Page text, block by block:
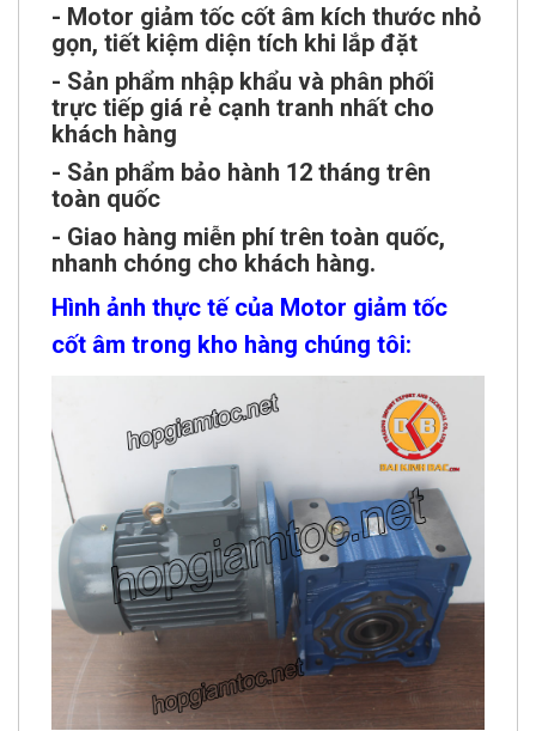
- Motor giảm tốc cốt âm kích thước nhỏ
gọn, tiết kiệm diện tích khi lắp đặt
- Sản phẩm nhập khẩu và phân phối
trực tiếp giá rẻ cạnh tranh nhất cho
khách hàng
- Sản phẩm bảo hành 12 tháng trên
toàn quốc
- Giao hàng miễn phí trên toàn quốc,
nhanh chóng cho khách hàng.
Hình ảnh thực tế của Motor giảm tốc
cốt âm trong kho hàng chúng tôi: